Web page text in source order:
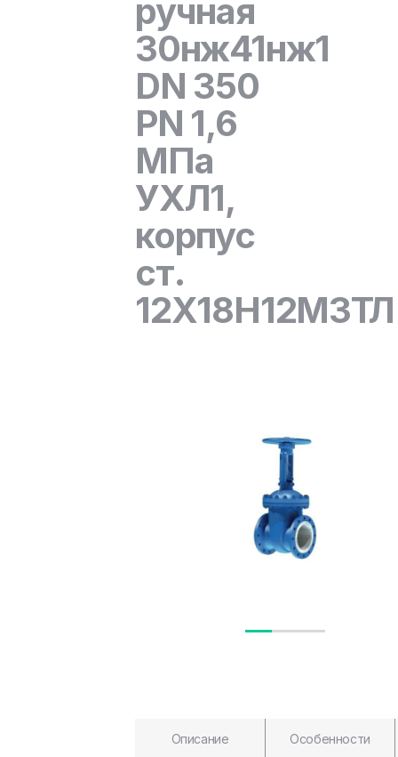
ручная
30нж41нж1
DN 350
PN 1,6
МПа
УХЛ1,
корпус
ст.
12Х18Н12М3ТЛ
Описание Особенности